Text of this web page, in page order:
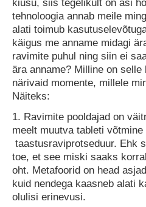
kiusu, siis tegelikult on asi
tehnoloogia annab meile
alati toimub
käigus me anname midagi
ravimite puhul ning siin ei
ära anname? Milline on
närivaid momente, millele
Näiteks:
1. Ravimite pooldajad on
meelt muutva tableti
taastusraviprotseduur. Ehk
toe, et see miski saaks
oht. Metafoorid on head
kuid nendega kaasneb alati
olulisi erinevusi.